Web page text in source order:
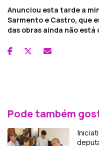
Anunciou esta tarde a
Sarmento e Castro, que
das obras ainda não
Pode também